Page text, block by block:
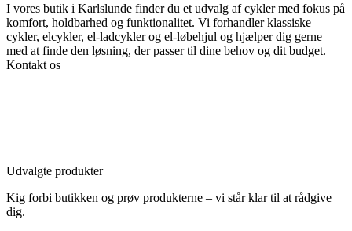
I vores butik i Karlslunde finder du et udvalg af cykler med fokus på
komfort, holdbarhed og funktionalitet. Vi forhandler klassiske
cykler, elcykler, el-ladcykler og el-løbehjul og hjælper dig gerne
med at finde den løsning, der passer til dine behov og dit budget.
Kontakt os
Udvalgte produkter
Kig forbi butikken og prøv produkterne – vi står klar til at rådgive
dig.